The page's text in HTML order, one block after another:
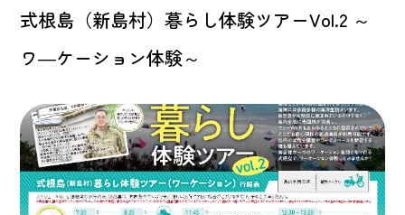
式根島（新島村）暮らし体験ツアーVol.2 ～
ワ―ケーション体験～